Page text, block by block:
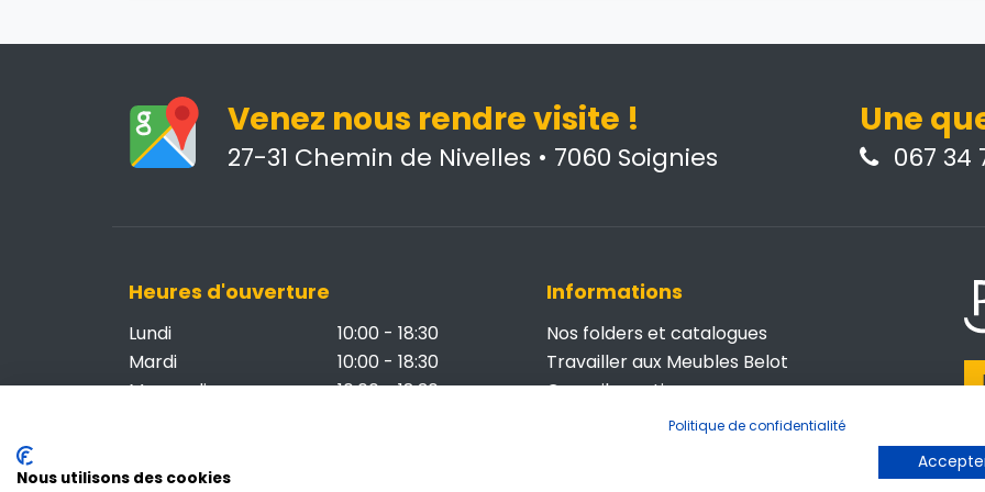
Venez nous rendre visite !
27-31 Chemin de Nivelles • 7060 Soignies
Une
067 34
Heures d'ouverture
Lundi
10:00 - 18:30
Mardi
10:00 - 18:30
Mercredi
10:00 - 18:30
Samedi
Informations
Nos folders et catalogues
Travailler aux Meubles Belot
Conseils pratiques
Politique de confidentialité
Nous utilisons des cookies